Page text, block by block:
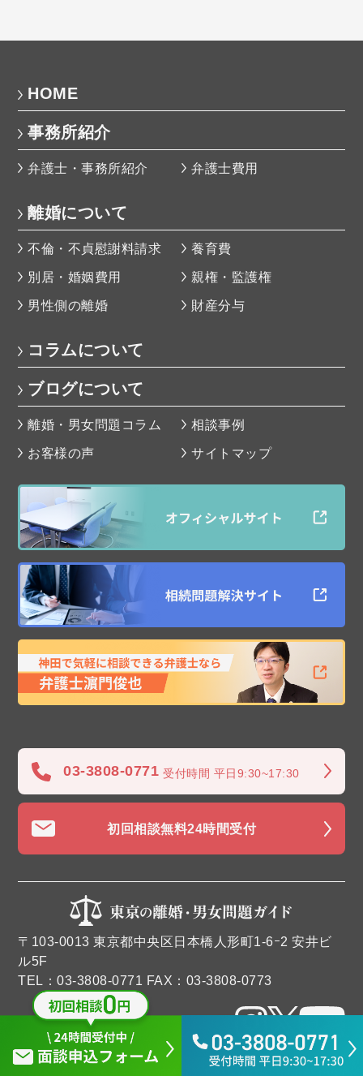
HOME
事務所紹介
弁護士・事務所紹介 弁護士費用
離婚について
不倫・不貞慰謝料請求
養育費
別居・婚姻費用
親権・監護権
男性側の離婚
財産分与
コラムについて
ブログについて
離婚・男女問題コラム
相談事例
お客様の声
サイトマップ
03-3808-0771 受付時間 平日9:30~17:30
初回相談無料24時間受付
〒103-0013 東京都中央区日本橋人形町1-6ｰ2 安井ビ
ル5F
TEL：03-3808-0771 FAX：03-3808-0773